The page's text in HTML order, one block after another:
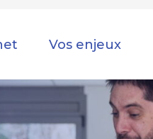
Vos enjeux